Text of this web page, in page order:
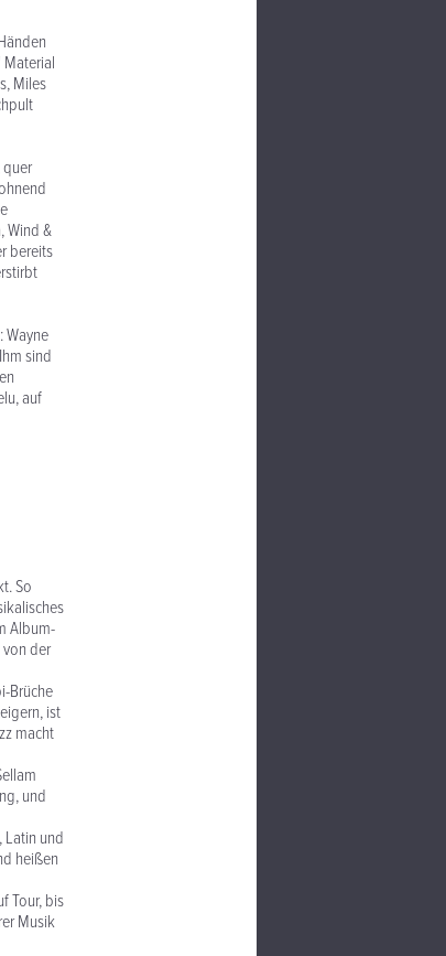
Material
Miles
Wind &
bereits
Wayne
sind
auf
So
Album-
der
Brüche
ist
macht
und
Latin und
heißen
Tour, bis
Musik